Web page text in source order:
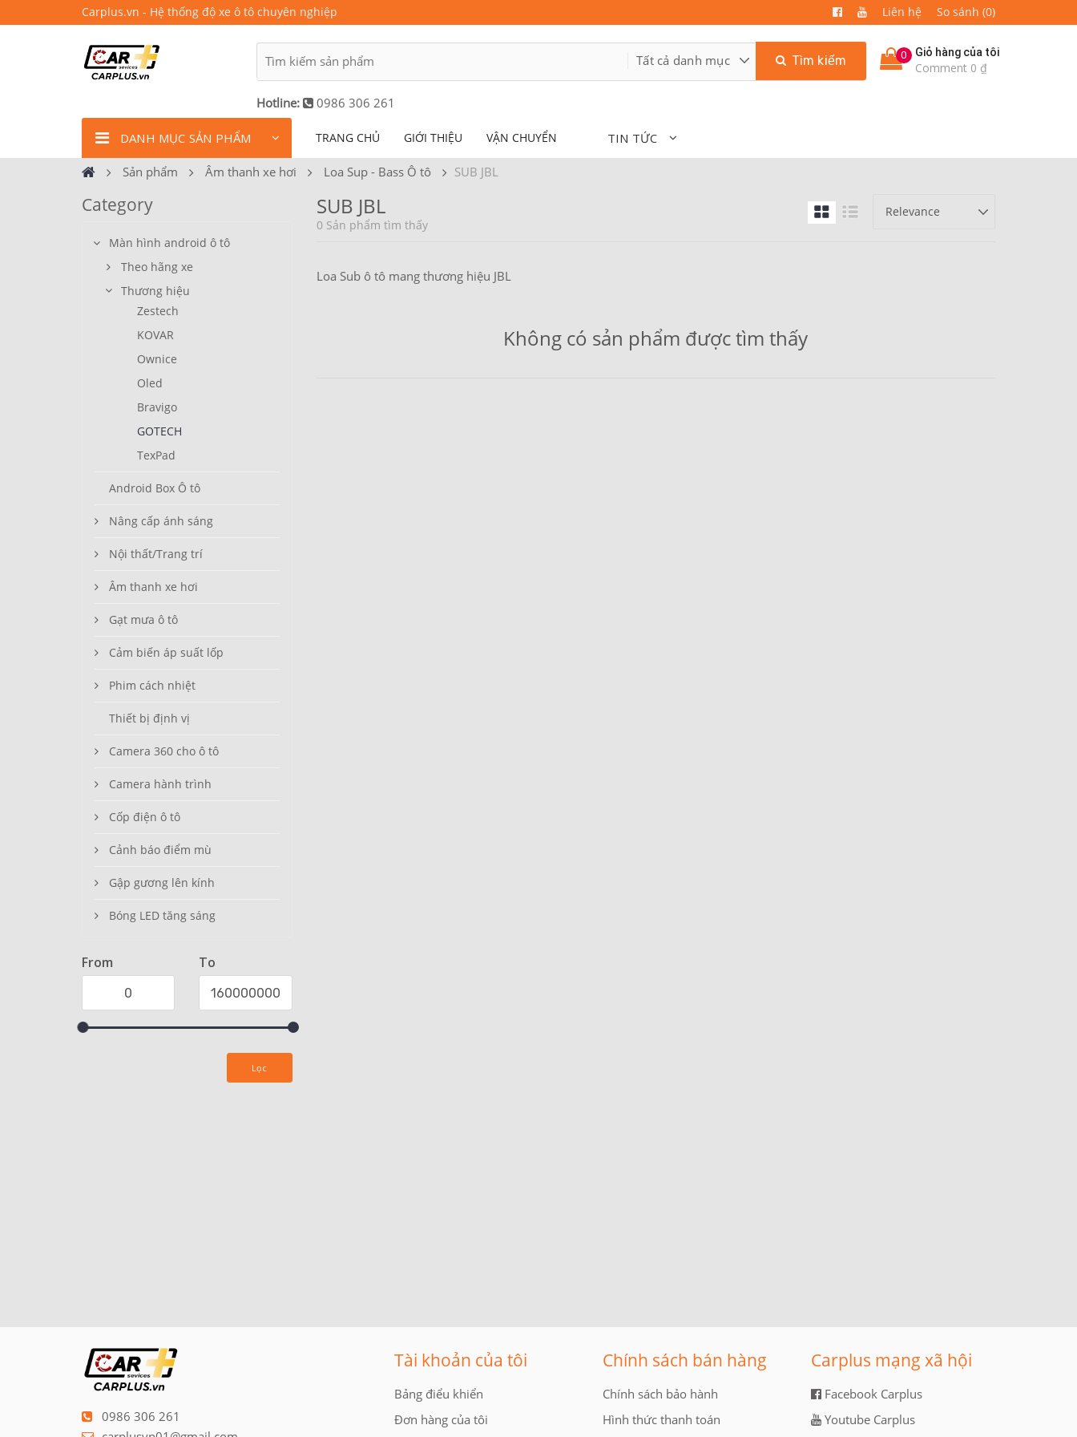
Carplus.vn - Hệ thống độ xe ô tô chuyên nghiệp Liên hệ So sánh (0)
0 Giỏ hàng của tôi
Comment 0 ₫
Tìm kiếm
Hotline: 0986 306 261
DANH MỤC SẢN PHẨM TRANG CHỦ GIỚI THIỆU VẬN CHUYỂN TIN TỨC
Sản phẩm Âm thanh xe hơi Loa Sup - Bass Ô tô SUB JBL
Category
Màn hình android ô tô
Theo hãng xe
Thương hiệu
Zestech
KOVAR
Ownice
Oled
Bravigo
GOTECH
TexPad
Android Box Ô tô
Nâng cấp ánh sáng
Nội thất/Trang trí
Âm thanh xe hơi
Gạt mưa ô tô
Cảm biến áp suất lốp
Phim cách nhiệt
Thiết bị định vị
Camera 360 cho ô tô
Camera hành trình
Cốp điện ô tô
Cảnh báo điểm mù
Gập gương lên kính
Bóng LED tăng sáng
From To
Lọc
SUB JBL
0 Sản phẩm tìm thấy
Loa Sub ô tô mang thương hiệu JBL
Không có sản phẩm được tìm thấy
0986 306 261
Tài khoản của tôi
Bảng điểu khiển
Đơn hàng của tôi
Chính sách bán hàng
Chính sách bảo hành
Hình thức thanh toán
Carplus mạng xã hội
Facebook Carplus
Youtube Carplus